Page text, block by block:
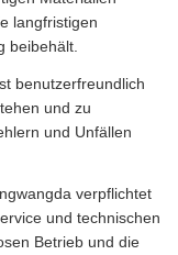
langfristigen
beibehält.
benutzerfreundlich
und zu
und Unfällen
verpflichtet
und technischen
Betrieb und die